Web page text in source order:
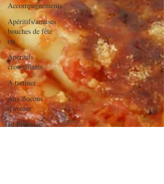
Accompagnements
Apéritifs/amuses
bouches de fête
ou
Apéritifs
croustillants
A tartiner
Aux flocons
d'avoine
au Fromage